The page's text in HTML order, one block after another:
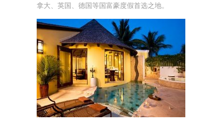
拿大、英国、德国等国富豪度假首选之地。